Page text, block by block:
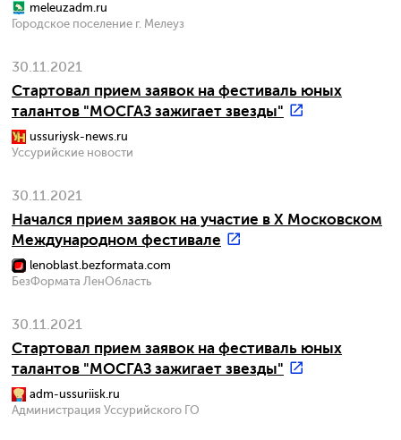
meleuzadm.ru
Городское поселение г. Мелеуз
30.11.2021
Стартовал прием заявок на фестиваль юных
талантов "МОСГАЗ зажигает звезды"
ussuriysk-news.ru
Уссурийские новости
30.11.2021
Начался прием заявок на участие в X Московском
Международном фестивале
lenoblast.bezformata.com
БезФормата ЛенОбласть
30.11.2021
Стартовал прием заявок на фестиваль юных
талантов "МОСГАЗ зажигает звезды"
adm-ussuriisk.ru
Администрация Уссурийского ГО